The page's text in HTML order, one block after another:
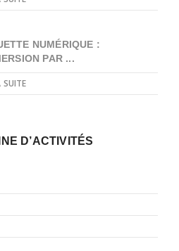
NUMÉRIQUE :
PAR ...
SUITE
D’ACTIVITÉS